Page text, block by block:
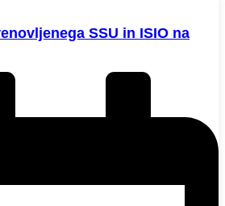
SSU in ISIO na